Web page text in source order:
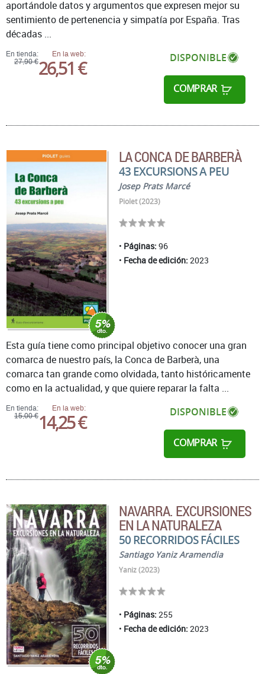
En tienda:
27,90 €
En la web:
26,51 € DISPONIBLE
COMPRAR
aportándole datos y argumentos que expresen mejor su
sentimiento de pertenencia y simpatía por España. Tras
décadas ...
LA CONCA DE BARBERÀ
43 EXCURSIONS A PEU
Josep Prats Marcé
Piolet (2023)
Páginas: 96
Fecha de edición: 2023
En tienda:
15,00 €
En la web:
14,25 € DISPONIBLE
COMPRAR
Esta guía tiene como principal objetivo conocer una gran
comarca de nuestro país, la Conca de Barberà, una
comarca tan grande como olvidada, tanto históricamente
como en la actualidad, y que quiere reparar la falta ...
NAVARRA. EXCURSIONES
EN LA NATURALEZA
50 RECORRIDOS FÁCILES
Santiago Yaniz Aramendia
Yaniz (2023)
Páginas: 255
Fecha de edición: 2023